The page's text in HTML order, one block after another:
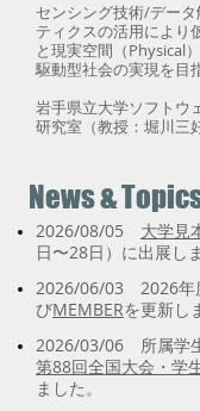
センシング技術/デー
ティクスの活用により
と現実空間（Physical
駆動型社会の実現を目
岩手県立大学ソフト
研究室​（教授：堀川三
News &
2026/08/05 大学見
日〜28日）に出展し
2026/06/03 2026年
びMEMBERを更新し
2026/03/06 所属学
第88回全国大会・学
ました。